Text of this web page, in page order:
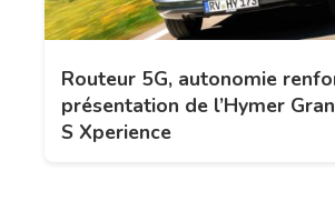
Routeur 5G, autonomie
présentation de l’Hymer
S Xperience